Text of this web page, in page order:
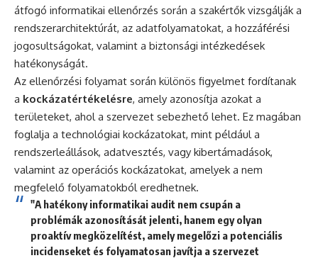
átfogó informatikai ellenőrzés során a szakértők vizsgálják a
rendszerarchitektúrát, az adatfolyamatokat, a hozzáférési
jogosultságokat, valamint a biztonsági intézkedések
hatékonyságát.
Az ellenőrzési folyamat során különös figyelmet fordítanak
a kockázatértékelésre, amely azonosítja azokat a
területeket, ahol a szervezet sebezhető lehet. Ez magában
foglalja a technológiai kockázatokat, mint például a
rendszerleállások, adatvesztés, vagy kibertámadások,
valamint az operációs kockázatokat, amelyek a nem
megfelelő folyamatokból eredhetnek.
"A hatékony informatikai audit nem csupán a
problémák azonosítását jelenti, hanem egy olyan
proaktív megközelítést, amely megelőzi a potenciális
incidenseket és folyamatosan javítja a szervezet